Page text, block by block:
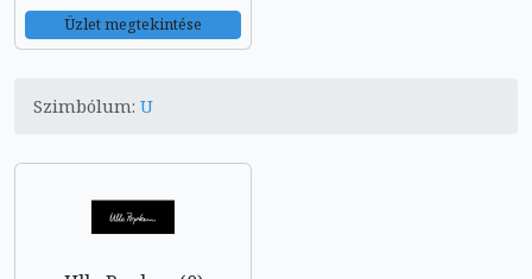
Üzlet megtekintése
Szimbólum: U